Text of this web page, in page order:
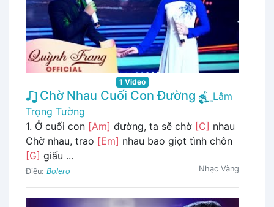
1 Video
Chờ Nhau Cuối Con Đường
Lâm
Trọng Tường
1. Ở cuối con [Am] đường, ta sẽ chờ [C] nhau
Chờ nhau, trao [Em] nhau bao giọt tình chôn
[G] giấu ...
Điệu: Bolero Nhạc Vàng